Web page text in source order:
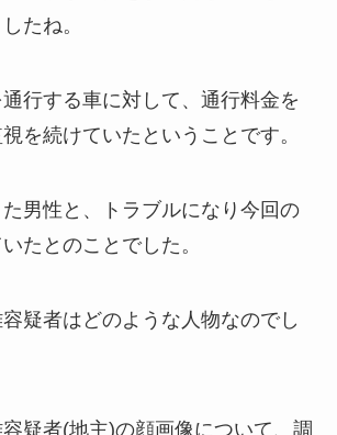
たね。
行する車に対して、通行料金を
を続けていたということです。
男性と、トラブルになり今回の
たとのことでした。
疑者はどのような人物なのでし
疑者(地主)の顔画像について、調